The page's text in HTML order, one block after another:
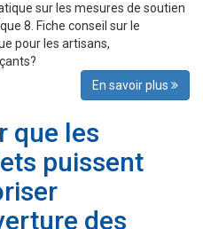
sur les mesures de soutien
8. Fiche conseil sur le
pour les artisans,
En savoir plus
que les
puissent
des